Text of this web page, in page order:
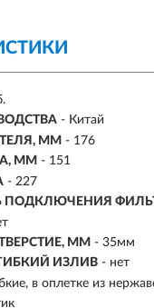
- Китай
ММ - 176
ММ - 151
- 227
ПОДКЛЮЧЕНИЯ
ММ - 35мм
ИЗЛИВ - нет
в оплетке из